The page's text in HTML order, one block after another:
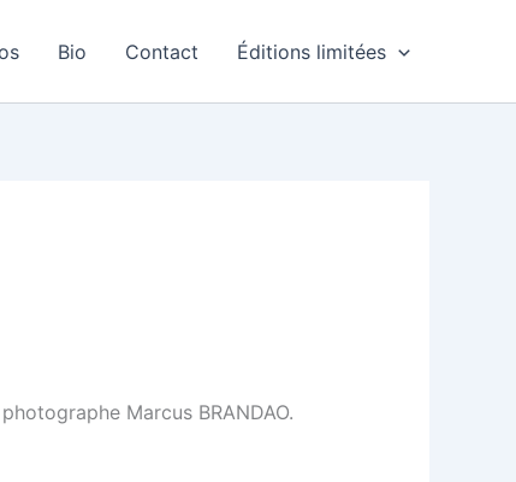
Bio Contact Éditions limitées
Marcus BRANDAO.